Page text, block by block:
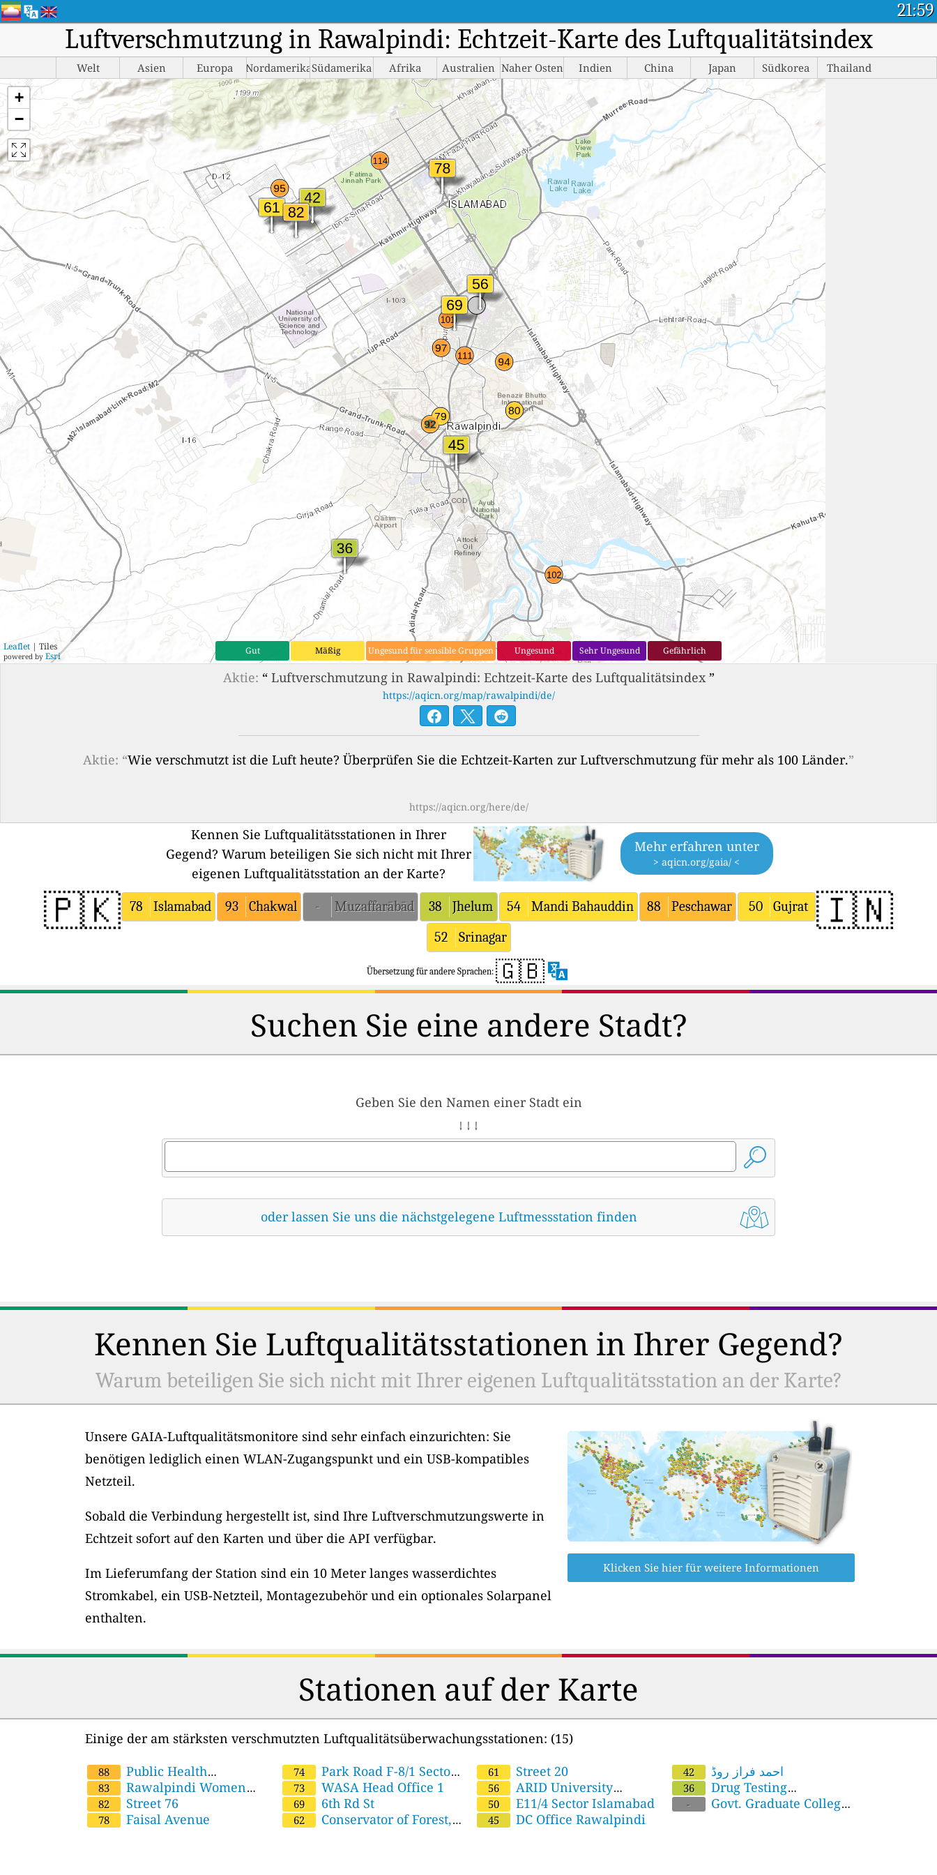
21:59
Luftverschmutzung in Rawalpindi: Echtzeit-Karte des Luftqualitätsindex
Welt Asien Europa NordamerikaSüdamerika Afrika Australien Naher Osten Indien China Japan Südkorea Thailand
+
−
Leaflet | Tiles
powered by Esri Gut Mäßig Ungesund für sensible Gruppen Ungesund Sehr Ungesund Gefährlich
Aktie: “ Luftverschmutzung in Rawalpindi: Echtzeit-Karte des Luftqualitätsindex”
https://aqicn.org/map/rawalpindi/de/
Aktie: “Wie verschmutzt ist die Luft heute? Überprüfen Sie die Echtzeit-Karten zur Luftverschmutzung für mehr als 100 Länder.”
https://aqicn.org/here/de/
Kennen Sie Luftqualitätsstationen in Ihrer
Gegend? Warum beteiligen Sie sich nicht mit Ihrer
eigenen Luftqualitätsstation an der Karte?
Mehr erfahren unter
> aqicn.org/gaia/ <
🇵🇰 78 Islamabad 93 Chakwal - Muzaffarābād 38 Jhelum 54 Mandi Bahauddin 88 Peschawar 50 Gujrat 🇮🇳
52 Srinagar
Übersetzung für andere Sprachen: 🇬🇧
Suchen Sie eine andere Stadt?
Geben Sie den Namen einer Stadt ein
↓ ↓ ↓
oder lassen Sie uns die nächstgelegene Luftmessstation finden
Kennen Sie Luftqualitätsstationen in Ihrer Gegend?
Warum beteiligen Sie sich nicht mit Ihrer eigenen Luftqualitätsstation an der Karte?
Unsere GAIA-Luftqualitätsmonitore sind sehr einfach einzurichten: Sie
benötigen lediglich einen WLAN-Zugangspunkt und ein USB-kompatibles
Netzteil.
Sobald die Verbindung hergestellt ist, sind Ihre Luftverschmutzungswerte in
Echtzeit sofort auf den Karten und über die API verfügbar.
Im Lieferumfang der Station sind ein 10 Meter langes wasserdichtes
Stromkabel, ein USB-Netzteil, Montagezubehör und ein optionales Solarpanel
enthalten.
Klicken Sie hier für weitere Informationen
Stationen auf der Karte
Einige der am stärksten verschmutzten Luftqualitätsüberwachungsstationen: (15)
88
Public Health
Engineering
83
Rawalpindi Women
University
82 Street 76
78 Faisal Avenue
74
Park Road F-8/1 Sector
Islamabad
73 WASA Head Office 1
69 6th Rd St
62 Conservator of Forest,
North zone
61 Street 20
56
ARID University
Rawalpindi
50 E11/4 Sector Islamabad
45 DC Office Rawalpindi
42 احمد فراز روڈ
36
Drug Testing
Laboratory Rawalpindi
-
Govt. Graduate College,